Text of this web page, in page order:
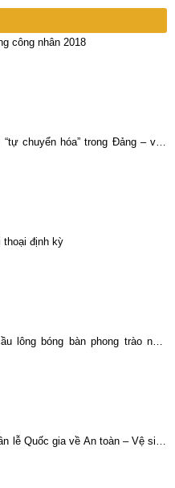
công nhân 2018
chuyển hóa” trong Đảng – vấn
thoại định kỳ
lông bóng bàn phong trào năm
lễ Quốc gia về An toàn – Vệ sinh